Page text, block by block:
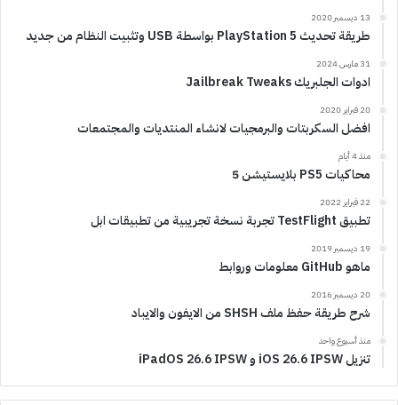
13 ديسمبر 2020
طريقة تحديث PlayStation 5 بواسطة USB وتثبيت النظام من جديد
31 مارس 2024
ادوات الجلبريك Jailbreak Tweaks
20 فبراير 2020
افضل السكربتات والبرمجيات لانشاء المنتديات والمجتمعات
منذ 4 أيام
محاكيات PS5 بلايستيشن 5
22 فبراير 2022
تطبيق TestFlight تجربة نسخة تجريبية من تطبيقات ابل
19 ديسمبر 2019
ماهو GitHub معلومات وروابط
20 ديسمبر 2016
شرح طريقة حفظ ملف SHSH من الايفون والايباد
منذ أسبوع واحد
تنزيل iOS 26.6 IPSW و iPadOS 26.6 IPSW